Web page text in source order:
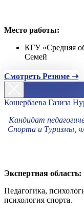
Место работы:
КГУ «Средняя
Семей
Смотреть Резюме ➝
Кошербаева Газиза
Кандидат
Спорта и Туризмы,
Экспертная область:
Педагогика,
психология спорта.